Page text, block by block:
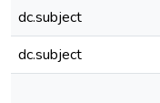
dc.subject
dc.subject